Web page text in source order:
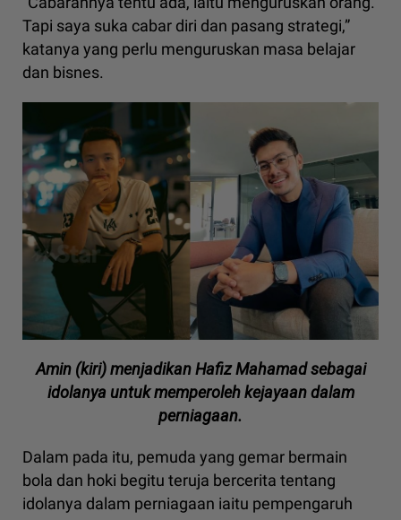
Tapi saya suka cabar diri dan pasang strategi,”
katanya yang perlu menguruskan masa belajar
dan bisnes.
Amin (kiri) menjadikan Hafiz Mahamad sebagai
idolanya untuk memperoleh kejayaan dalam
perniagaan.
Dalam pada itu, pemuda yang gemar bermain
bola dan hoki begitu teruja bercerita tentang
idolanya dalam perniagaan iaitu pempengaruh